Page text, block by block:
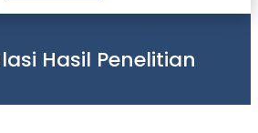
Hasil Penelitian